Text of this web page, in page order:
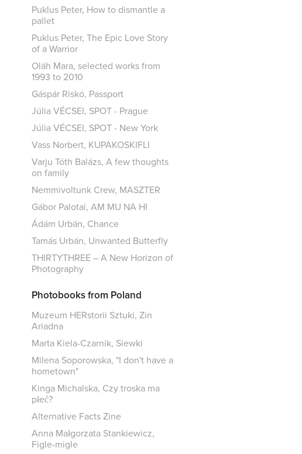
Puklus Peter, How to dismantle a
pallet
Puklus Peter, The Epic Love Story
of a Warrior
Oláh Mara, selected works from
1993 to 2010
Gáspár Riskó, Passport
Júlia VÉCSEI, SPOT - Prague
Júlia VÉCSEI, SPOT - New York
Vass Norbert, KUPAKOSKIFLI
Varju Tóth Balázs, A few thoughts
on family
Nemmivoltunk Crew, MASZTER
Gábor Palotai, AM MU NA HI
Ádám Urbán, Chance
Tamás Urbán, Unwanted Butterfly
THIRTYTHREE – A New Horizon of
Photography
Photobooks from Poland
Muzeum HERstorii Sztuki, Zin
Ariadna
Marta Kiela-Czarnik, Siewki
Milena Soporowska, "I don't have a
hometown"
Kinga Michalska, Czy troska ma
płeć?
Alternative Facts Zine
Anna Małgorzata Stankiewicz,
Figle-migle